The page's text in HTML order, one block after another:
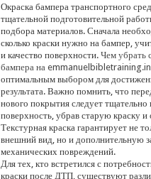
Окраска бампера транспортного
тщательной подготовительной
подбора материалов. Сначала
сколько краски нужно на бампер,
и качество поверхности.Чем убрать
бампера на
оптимальным выбором для
результата. Важно помнить, что
нового покрытия следует тщательно
поверхность, убрав старую краску и
Текстурная краска гарантирует не
внешний вид, но и дополнительную
механических повреждений.
Для тех, кто встретился с
краски после ДТП, существуют